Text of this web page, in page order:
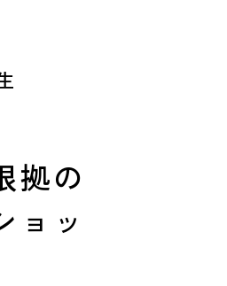
拠の
ョッ